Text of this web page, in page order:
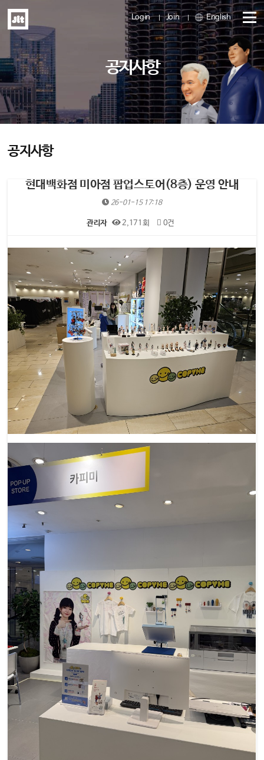
Login Join
English
메
뉴
공지사항
공지사항
현대백화점 미아점 팝업스토어(8층) 운영 안내
26-01-15 17:18
관리자 2,171회 0건
본문